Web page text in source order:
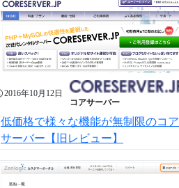
2016年10月12日
コアサーバー
低価格で様々な機能が無制限のコア
サーバー【旧レビュー】